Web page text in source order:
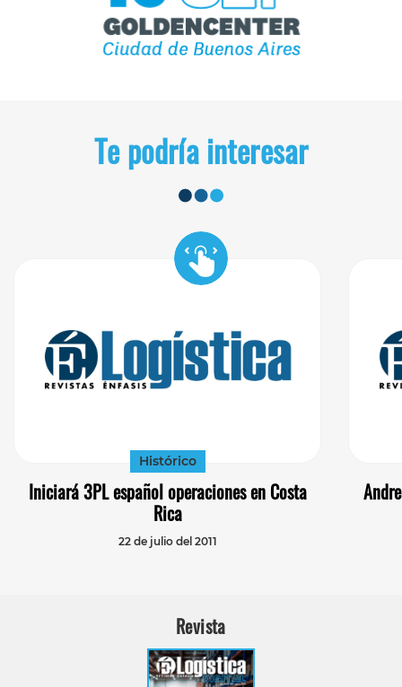
Te podría interesar
Histórico
Iniciará 3PL español operaciones en Costa
Rica
22 de julio del 2011
Revista